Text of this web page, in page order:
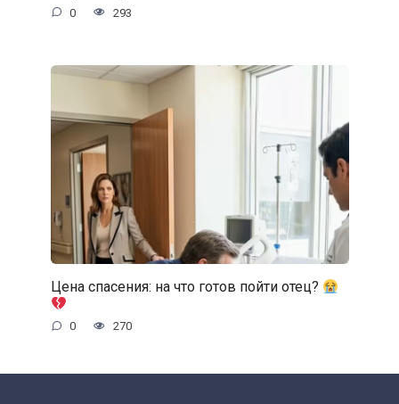
0 293
Цена спасения: на что готов пойти отец?
0 270